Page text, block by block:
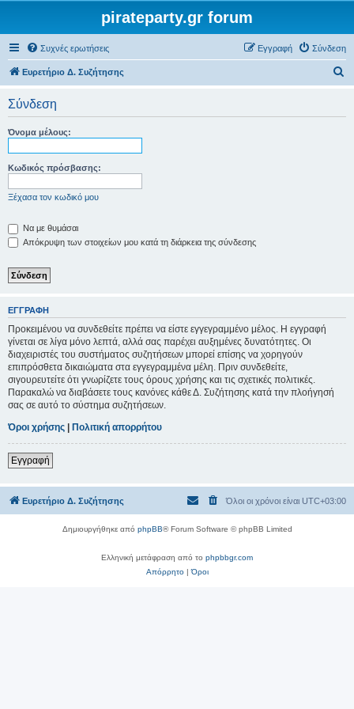
pirateparty.gr forum
Συχνές ερωτήσεις Σύνδεση
Εγγραφή
Ευρετήριο Δ. Συζήτησης
Σύνδεση
Όνομα μέλους:
Κωδικός πρόσβασης:
Ξέχασα τον κωδικό μου
Να με θυμάσαι
Απόκρυψη των στοιχείων μου κατά τη διάρκεια της σύνδεσης
ΕΓΓΡΑΦΉ
Προκειμένου να συνδεθείτε πρέπει να είστε εγγεγραμμένο μέλος. Η εγγραφή
γίνεται σε λίγα μόνο λεπτά, αλλά σας παρέχει αυξημένες δυνατότητες. Οι
διαχειριστές του συστήματος συζητήσεων μπορεί επίσης να χορηγούν
επιπρόσθετα δικαιώματα στα εγγεγραμμένα μέλη. Πριν συνδεθείτε,
σιγουρευτείτε ότι γνωρίζετε τους όρους χρήσης και τις σχετικές πολιτικές.
Παρακαλώ να διαβάσετε τους κανόνες κάθε Δ. Συζήτησης κατά την πλοήγησή
σας σε αυτό το σύστημα συζητήσεων.
Όροι χρήσης | Πολιτική απορρήτου
Εγγραφή
Ευρετήριο Δ. Συζήτησης Όλοι οι χρόνοι είναι UTC+03:00
Δημιουργήθηκε από phpBB® Forum Software © phpBB Limited
Ελληνική μετάφραση από το phpbbgr.com
Απόρρητο|Όροι